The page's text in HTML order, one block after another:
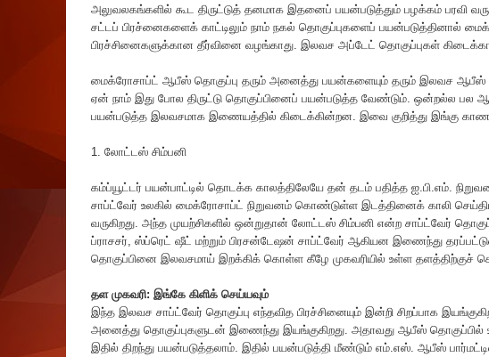
அலுவலகங்களில் கூட திருட்டுத் தனமாக இதனைப் பயன்படுத்தும் பழக்கம் பரவி
சட்டப் பிரச்னைகளைக் காட்டிலும் நாம் நகல் தொகுப்புகளைப் பயன்படுத்தினால்
பிரச்சினைகளுக்கான தீர்வினை வழங்காது. இலவச அப்டேட் தொகுப்புகள்
மைக்ரோசாப்ட் ஆபீஸ் தொகுப்பு தரும் அனைத்து பயன்களையும் தரும் இலவச ஆபீஸ்
ஏன் நாம் இது போல திருட்டு தொகுப்பினைப் பயன்படுத்த வேண்டும். ஒன்றல்ல பல
பயன்படுத்த இலவசமாக இணையத்தில் கிடைக்கின்றன. இவை குறித்து இங்கு
1. லோட்டஸ் சிம்பனி
கம்ப்யூட்டர் பயன்பாட்டில் தொடக்க காலத்திலேயே தன் தடம் பதித்த ஐ.பி.எம்.
சாப்ட்வேர் உலகில் மைக்ரோசாப்ட் நிறுவனம் கொண்டுள்ள இடத்தினைக் காலி
வருகிறது. அந்த முயற்சிகளில் ஒன்றுதான் லோட்டஸ் சிம்பனி என்ற சாப்ட்வேர்
ப்ராசசர், ஸ்ப்ரெட் ஷீட் மற்றும் பிரசன்டேஷன் சாப்ட்வேர் ஆகியன இணைந்து
தொகுப்பினை இலவசமாய் இறக்கிக் கொள்ள கீழே முகவரியில் உள்ள தளத்திற்குச்
தள முகவரி: இங்கே கிளிக் செய்யவும்
இந்த இலவச சாப்ட்வேர் தொகுப்பு எந்தவித பிரச்சினையும் இன்றி சிறப்பாக
அனைத்து தொகுப்புகளுடன் இணைந்து இயங்குகிறது. அதாவது ஆபீஸ்
இதில் திறந்து பயன்படுத்தலாம். இதில் பயன்படுத்தி மீண்டும் எம்.எஸ். ஆபீஸ்